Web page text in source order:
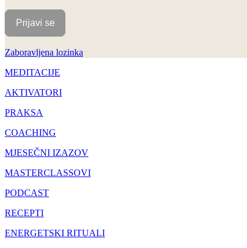
Zaboravljena lozinka
MEDITACIJE
AKTIVATORI
PRAKSA
COACHING
MJESEČNI IZAZOV
MASTERCLASSOVI
PODCAST
RECEPTI
ENERGETSKI RITUALI